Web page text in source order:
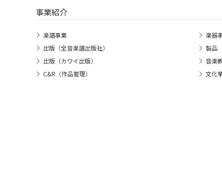
事業紹介
楽譜事業
出版（全音楽譜出版社）
出版（カワイ出版）
C&R（作品管理）
楽器
製品
音楽
文化